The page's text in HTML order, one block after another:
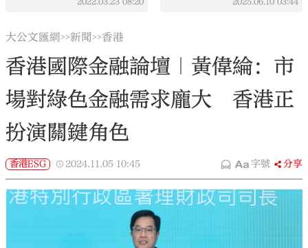
大公文匯網>>新聞>>香港
香港國際金融論壇｜黃偉綸：市
場對綠色金融需求龐大 香港正
扮演關鍵角色
香港ESG 2024.11.05 10:45 字號 分享